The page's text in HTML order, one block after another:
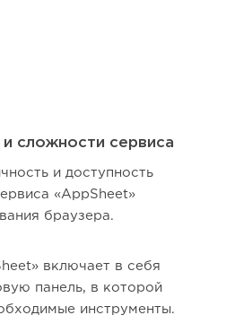
сложности сервиса
и доступность
«AppSheet»
браузера.
включает в себя
панель, в которой
инструменты.